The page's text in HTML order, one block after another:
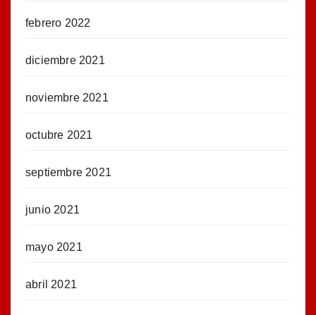
febrero 2022
diciembre 2021
noviembre 2021
octubre 2021
septiembre 2021
junio 2021
mayo 2021
abril 2021